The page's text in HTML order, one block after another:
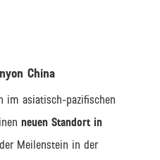
China
im asiatisch-pazifischen
neuen Standort in
Meilenstein in der